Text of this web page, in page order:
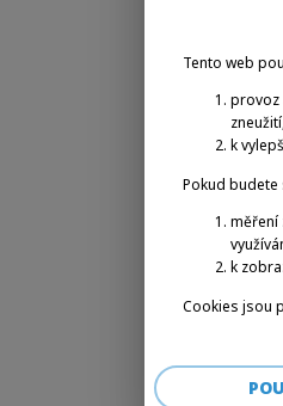
Tento web
provoz
k
Pokud
měření
k
Cookies jsou